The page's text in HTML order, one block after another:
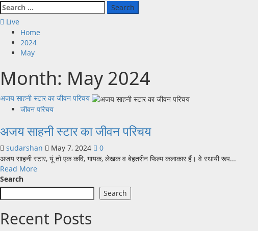
Search
for:
Live
Home
2024
May
Month: May 2024
अजय साहनी स्टार का जीवन परिचय
जीवन परिचय
अजय साहनी स्टार का जीवन परिचय
sudarshan May 7, 2024
0
अजय साहनी स्टार, यूं तो एक कवि, गायक, लेखक व बेहतरीन फिल्म कलाकार हैं। वे स्थायी रूप...
Read More
about
अजय
स्टार
Search
Search
Recent Posts